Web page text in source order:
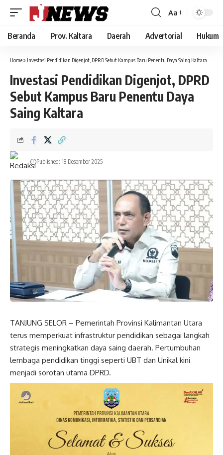
Font
Resizer
Aa
Beranda Prov. Kaltara Daerah Advertorial Hukum
Home» Investasi Pendidikan Digenjot, DPRD Sebut Kampus Baru Penentu Daya Saing Kaltara
Investasi Pendidikan Digenjot, DPRD
Sebut Kampus Baru Penentu Daya
Saing Kaltara
Published: 18 Desember 2025
TANJUNG SELOR – Pemerintah Provinsi Kalimantan Utara
terus memperkuat infrastruktur pendidikan sebagai langkah
strategis meningkatkan daya saing daerah. Pertumbuhan
lembaga pendidikan tinggi seperti UBT dan Unikal kini
menjadi sorotan utama DPRD.